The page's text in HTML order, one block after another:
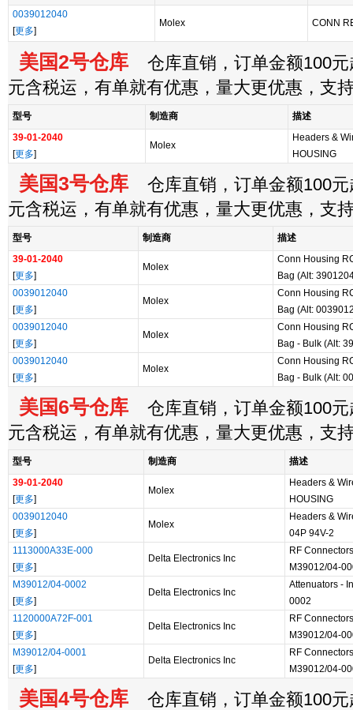
0039012040
[更多]
Molex CONN
美国2号仓库 仓库直销，订单金额100元
元含税运，有单就有优惠，量大更优惠，支
型号 制造商
描述
39-01-2040
[更多]
Molex
Headers &
HOUSING
美国3号仓库 仓库直销，订单金额100元
元含税运，有单就有优惠，量大更优惠，支
型号 制造商
描述
39-01-2040
[更多]
Molex
Conn Housing
Bag (Alt:
0039012040
[更多]
Molex
Conn Housing
Bag (Alt:
0039012040
[更多]
Molex
Conn Housing
Bag - Bulk (Alt:
0039012040
[更多]
Molex
Conn Housing
Bag - Bulk (Alt:
美国6号仓库 仓库直销，订单金额100元
元含税运，有单就有优惠，量大更优惠，支
型号 制造商
描述
39-01-2040
[更多]
Molex
Headers &
HOUSING
0039012040
[更多]
Molex
Headers &
04P 94V-2
1113000A33E-000
[更多]
Delta Electronics Inc
RF
M39012/04-
M39012/04-0002
[更多]
Delta Electronics Inc
Attenuators -
0002
1120000A72F-001
[更多]
Delta Electronics Inc
RF
M39012/04-
M39012/04-0001
[更多]
Delta Electronics Inc
RF
M39012/04-
美国4号仓库 仓库直销，订单金额100元